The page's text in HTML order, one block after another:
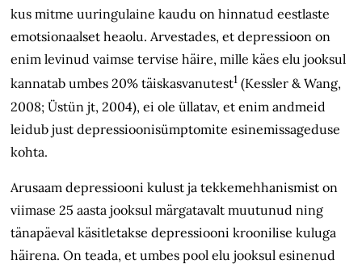
kus mitme uuringulaine kaudu on hinnatud eestlaste
emotsionaalset heaolu. Arvestades, et depressioon on
enim levinud vaimse tervise häire, mille käes elu jooksul
kannatab umbes 20% täiskasvanutest1 (Kessler & Wang,
2008; Üstün jt, 2004), ei ole üllatav, et enim andmeid
leidub just depressioonisümptomite esinemissageduse
kohta.
Arusaam depressiooni kulust ja tekkemehhanismist on
viimase 25 aasta jooksul märgatavalt muutunud ning
tänapäeval käsitletakse depressiooni kroonilise kuluga
häirena. On teada, et umbes pool elu jooksul esinenud